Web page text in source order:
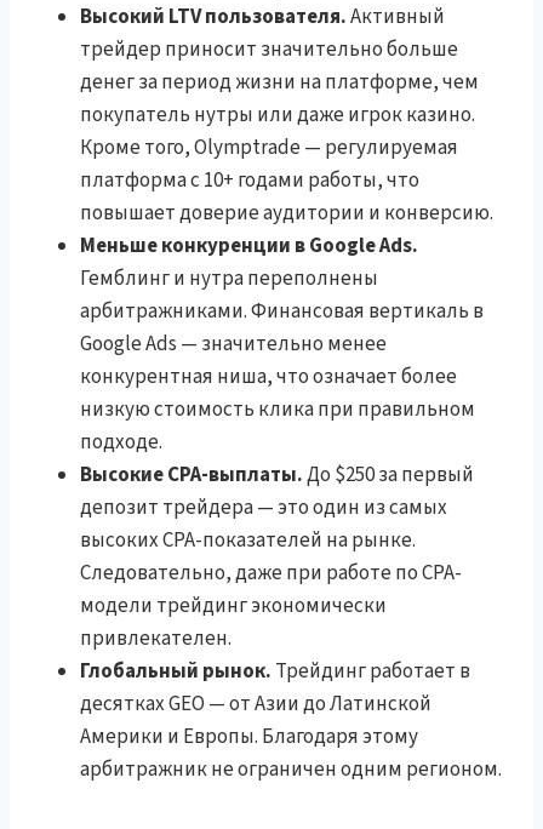
Высокий LTV пользователя.Активный
трейдер приносит значительно больше
денег за период жизни на платформе, чем
покупатель нутры или даже игрок казино.
Кроме того, Olymptrade — регулируемая
платформа с 10+ годами работы, что
повышает доверие аудитории и конверсию.
Меньше конкуренции в Google Ads.
Гемблинг и нутра переполнены
арбитражниками. Финансовая вертикаль в
Google Ads — значительно менее
конкурентная ниша, что означает более
низкую стоимость клика при правильном
подходе.
Высокие CPA-выплаты.До $250 за первый
депозит трейдера — это один из самых
высоких CPA-показателей на рынке.
Следовательно, даже при работе по CPA-
модели трейдинг экономически
привлекателен.
Глобальный рынок. Трейдинг работает в
десятках GEO — от Азии до Латинской
Америки и Европы. Благодаря этому
арбитражник не ограничен одним регионом.